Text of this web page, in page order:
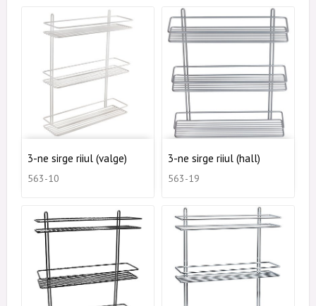
3-ne sirge riiul (valge)
563-10
3-ne sirge riiul (hall)
563-19